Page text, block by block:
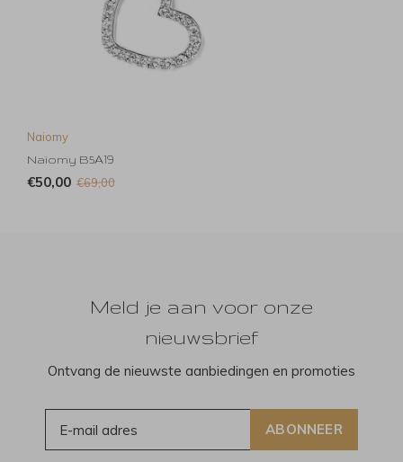
Naiomy
Naiomy B5A19
€50,00 €69,00
Meld je aan voor onze
nieuwsbrief
Ontvang de nieuwste aanbiedingen en promoties
ABONNEER